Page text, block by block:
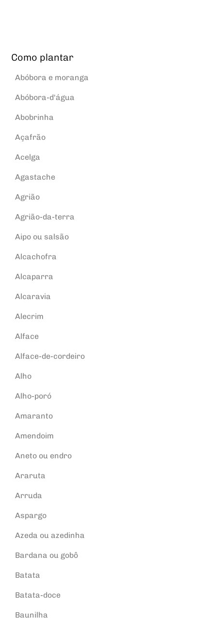
Como plantar
Abóbora e moranga
Abóbora-d'água
Abobrinha
Açafrão
Acelga
Agastache
Agrião
Agrião-da-terra
Aipo ou salsão
Alcachofra
Alcaparra
Alcaravia
Alecrim
Alface
Alface-de-cordeiro
Alho
Alho-poró
Amaranto
Amendoim
Aneto ou endro
Araruta
Arruda
Aspargo
Azeda ou azedinha
Bardana ou gobô
Batata
Batata-doce
Baunilha